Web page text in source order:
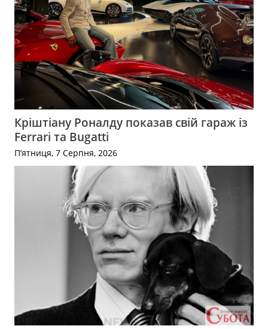
Кріштіану Роналду показав свій гараж із
Ferrari та Bugatti
П’ятниця, 7 Серпня, 2026